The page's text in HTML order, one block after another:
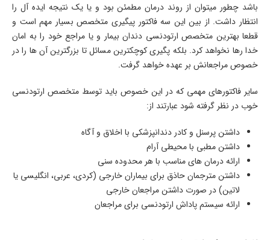
باشد چطور میتوان از روند درمان مطمئن بود و یا یک نتیجه ایده آل را
انتظار داشت. از بین این سه فاکتور پیگیری متخصص بسیار مهم است و
قطعا بهترین متخصص ارتودنسی دندان بیمار و یا مراجع خود را به امان
خدا رها نخواهد کرد. بلکه پگیری کوچکترین مسائل تا بزرگترین آن ها را در
خصوص مراجعانش بر عهده خواهد گرفت.
سایر فاکتورهای مهمی که در این خصوص باید توسط متخصص ارتودنسی
خوب در نظر گرفته شود عبارتند از:
داشتن پرسنل و کادر دندانپزشکی با اخلاق و آگاه
داشتن مطبی با محیطی آرام
ارائه درمان های مناسب با هر محدوده سنی
داشتن مترجمان حاذق برای بیماران خارجی (کردی، عربی، انگلیسی یا
لاتین) در صورت داشتن مراجعان خارجی
ارائه سیستم پاداش ارتودنسی برای مراجعان